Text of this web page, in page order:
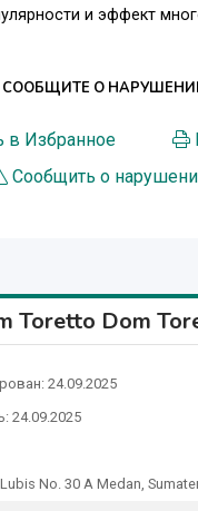
и эффект
СООБЩИТЕ О
в Избранное
Сообщить о
Toretto Dom
24.09.2025
24.09.2025
No. 30 A Medan,